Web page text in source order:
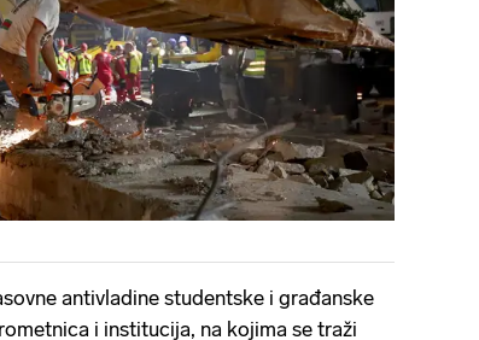
antivladine studentske i građanske
i institucija, na kojima se traži